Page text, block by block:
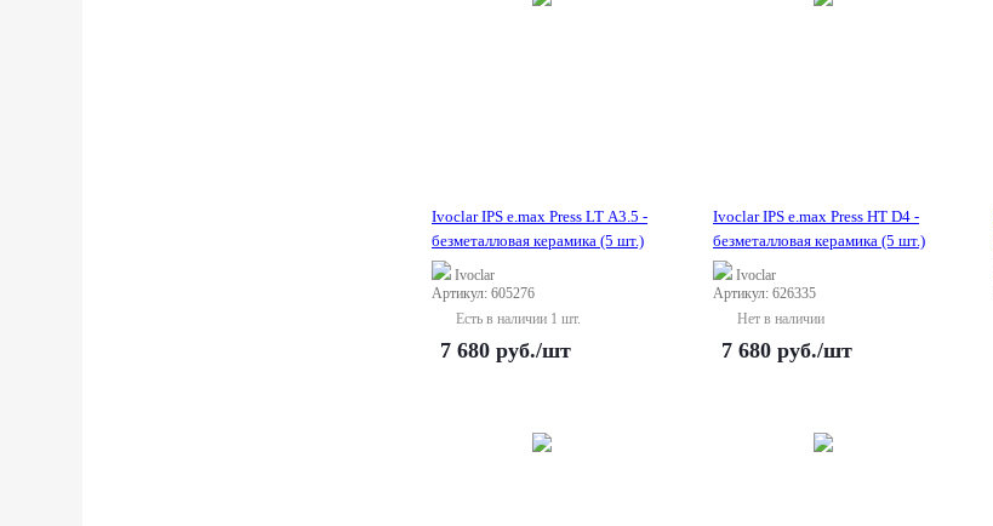
Ivoclar IPS e.max Press LT A3.5 -
безметалловая керамика (5 шт.)
Ivoclar
Артикул: 605276
Есть в наличии 1 шт.
7 680 руб./шт
Ivoclar IPS e.max Press HT D4 -
безметалловая керамика (5 шт.)
Ivoclar
Артикул: 626335
Нет в наличии
7 680 руб./шт